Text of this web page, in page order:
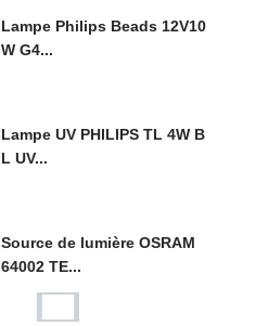
Lampe Philips Beads 12V10
W G4...
Lampe UV PHILIPS TL 4W B
L UV...
Source de lumière OSRAM
64002 TE...